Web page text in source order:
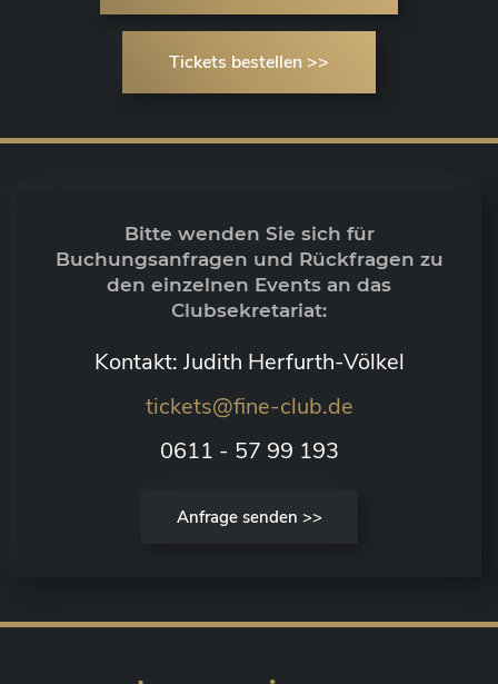
Tickets bestellen >>
Bitte wenden Sie sich für
Buchungsanfragen und Rückfragen zu
den einzelnen Events an das
Clubsekretariat:
Kontakt: Judith Herfurth-Völkel
tickets@fine-club.de
0611 - 57 99 193
Anfrage senden >>